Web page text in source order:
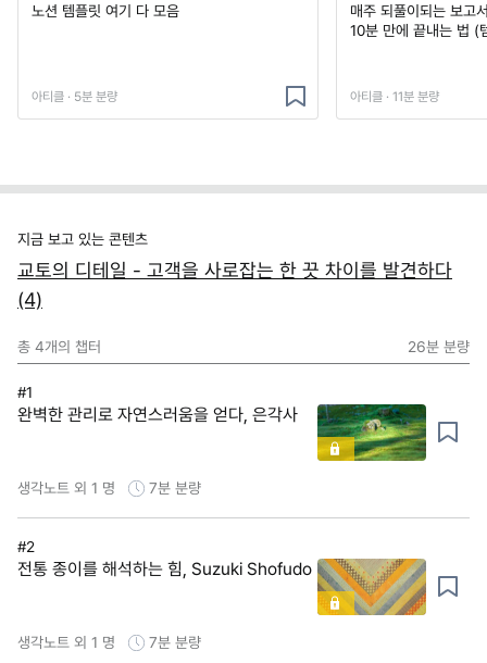
노션 템플릿 여기 다 모음
아티클 · 5분 분량
매주 되풀이되는 보고
10분 만에 끝내는 법 (
아티클 · 11분 분량
지금 보고 있는 콘텐츠
교토의 디테일 - 고객을 사로잡는 한 끗 차이를 발견하다
(4)
총 4개의 챕터 26분 분량
#1
완벽한 관리로 자연스러움을 얻다, 은각사
생각노트 외 1 명 7분 분량
#2
전통 종이를 해석하는 힘, Suzuki Shofudo
생각노트 외 1 명 7분 분량